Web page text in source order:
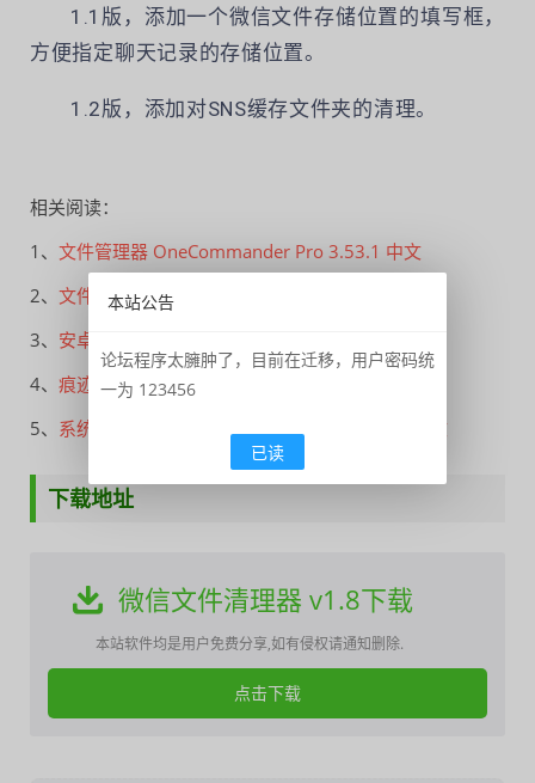
1.1版，添加一个微信文件存储位置的填写框，
方便指定聊天记录的存储位置。
1.2版，添加对SNS缓存文件夹的清理。
相关阅读：
1、 文件管理器 OneCommander Pro 3.53.1 中文
2、 文件管理器 OneCommanderSetup3.52.1.0 中文
3、 安卓CCleaner垃圾清理v23.14.0专业版
4、 痕迹清理 Soft Organizer Pro 9.41 x64 中文
5、 系统清理 Malware Hunter pro 1.172.0.790 中文
下载地址
微信文件清理器 v1.8下载
本站软件均是用户免费分享,如有侵权请通知删除.
点击下载
本站公告
论坛程序太臃肿了，目前在迁移，用户密码统
一为 123456
已读